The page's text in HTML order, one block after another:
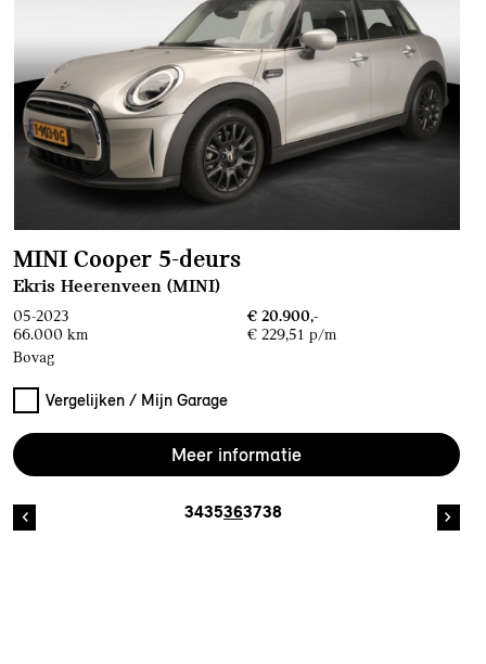
MINI Cooper 5-deurs
Ekris Heerenveen (MINI)
05-2023
€ 20.900,-
66.000 km
€ 229,51 p/m
Bovag
Vergelijken / Mijn Garage
Meer informatie
3435363738